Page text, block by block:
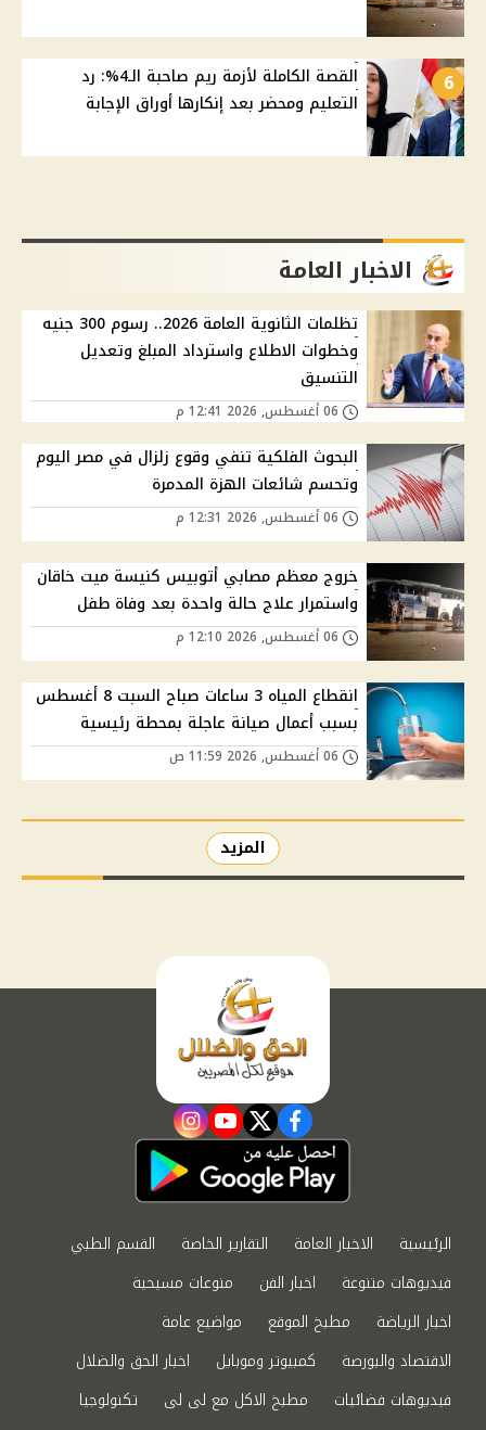
6
القصة الكاملة لأزمة ريم صاحبة الـ4%: رد
التعليم ومحضر بعد إنكارها أوراق الإجابة
الاخبار العامة
تظلمات الثانوية العامة 2026.. رسوم 300 جنيه
وخطوات الاطلاع واسترداد المبلغ وتعديل
التنسيق
البحوث الفلكية تنفي وقوع زلزال في مصر اليوم
وتحسم شائعات الهزة المدمرة
خروج معظم مصابي أتوبيس كنيسة ميت خاقان
واستمرار علاج حالة واحدة بعد وفاة طفل
انقطاع المياه 3 ساعات صباح السبت 8 أغسطس
بسبب أعمال صيانة عاجلة بمحطة رئيسية
المزيد
facebook
twitter
youtube
instagram
الرئيسية الاخبار العامة التقارير الخاصة
القسم الطبي
فيديوهات متنوعة
اخبار الفن
منوعات مسيحية
اخبار الرياضة
مطبخ الموقع
مواضيع عامة
الاقتصاد والبورصة
كمبيوتر وموبايل
اخبار الحق والضلال
فيديوهات فضائيات
مطبخ الاكل مع لى لى
تكنولوجيا